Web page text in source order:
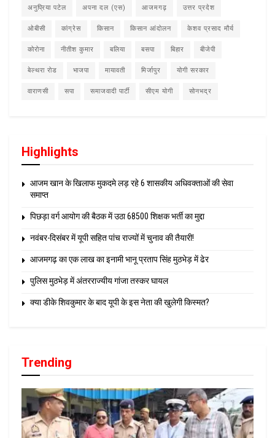
अनुप्रिया पटेल अपना दल (एस) आजमगढ़ उत्तर प्रदेश
ओबीसी कांग्रेस किसान किसान आंदोलन केशव प्रसाद मौर्य
कोरोना नीतीश कुमार बलिया बसपा बिहार बीजेपी
बेल्थरा रोड भाजपा मायावती मिर्जापुर योगी सरकार
वाराणसी सपा समाजवादी पार्टी सीएम योगी सोनभद्र
Highlights
आजम खान के खिलाफ मुकदमे लड़ रहे 6 शासकीय अधिवक्ताओं की सेवा
समाप्त
पिछड़ा वर्ग आयोग की बैठक में उठा 68500 शिक्षक भर्ती का मुद्दा
नवंबर-दिसंबर में यूपी सहित पांच राज्यों में चुनाव की तैयारी!
आजमगढ़ का एक लाख का इनामी भानू प्रताप सिंह मुठभेड़ में ढेर
पुलिस मुठभेड़ में अंतरराज्यीय गांजा तस्कर घायल
क्या डीके शिवकुमार के बाद यूपी के इस नेता की खुलेगी किस्मत?
Trending